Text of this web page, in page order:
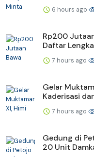
6 hours ago
Rp200
Daftar
7 hours ago
Gelar
Kaderisasi
7 hours ago
Gedung di
20 Unit